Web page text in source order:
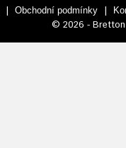
| Obchodní podmínky |
© 2026 - Bretton